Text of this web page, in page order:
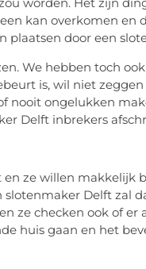
worden. Het zijn
kan overkomen
plaatsen door een
We hebben toch
is, wil niet
nooit ongelukken
Delft inbrekers
ze willen makkelijk
Delft zal
ze checken ook of
huis gaan en het